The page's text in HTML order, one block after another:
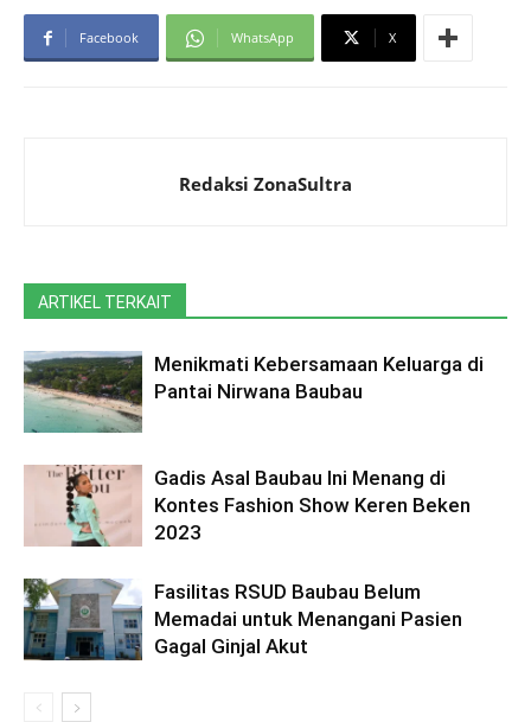
Facebook WhatsApp X
Redaksi ZonaSultra
ARTIKEL TERKAIT
Menikmati Kebersamaan Keluarga di
Pantai Nirwana Baubau
Gadis Asal Baubau Ini Menang di
Kontes Fashion Show Keren Beken
2023
Fasilitas RSUD Baubau Belum
Memadai untuk Menangani Pasien
Gagal Ginjal Akut